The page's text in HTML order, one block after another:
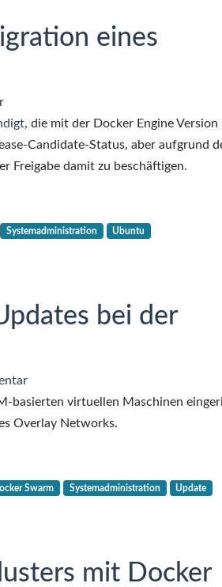
eines
zu
Docker
1.12
Swarm
Migration
Swarms
, die mit der Docker Engine Version
Candidate-Status, aber aufgrund
Freigabe damit zu beschäftigen.
Systemadministration Ubuntu
bei der
zu
Docker
Overlay
Updates
von
basierten virtuellen Maschinen
Overlay Networks.
Swarm Systemadministration Update
mit Docker